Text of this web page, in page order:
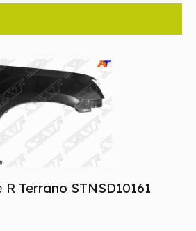
Terrano STNSD10161